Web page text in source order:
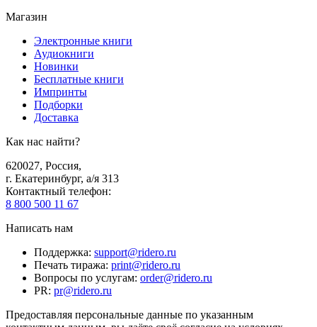
Магазин
Электронные книги
Аудиокниги
Новинки
Бесплатные книги
Импринты
Подборки
Доставка
Как нас найти?
620027, Россия,
г. Екатеринбург, а/я 313
Контактный телефон:
8 800 500 11 67
Написать нам
Поддержка: support@ridero.ru
Печать тиража: print@ridero.ru
Вопросы по услугам: order@ridero.ru
PR: pr@ridero.ru
Предоставляя персональные данные по указанным